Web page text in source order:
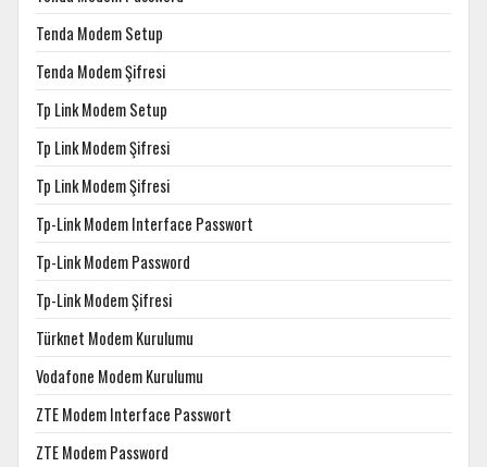
Tenda Modem Setup
Tenda Modem Şifresi
Tp Link Modem Setup
Tp Link Modem Şifresi
Tp Link Modem Şifresi
Tp-Link Modem Interface Passwort
Tp-Link Modem Password
Tp-Link Modem Şifresi
Türknet Modem Kurulumu
Vodafone Modem Kurulumu
ZTE Modem Interface Passwort
ZTE Modem Password